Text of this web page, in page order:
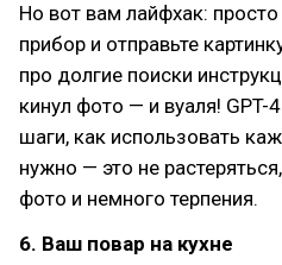
Но вот вам лайфхак:
прибор и отправьте
про долгие поиски
кинул фото — и вуаля! GPT-
шаги, как использовать
нужно — это не
фото и немного терпения.
6. Ваш повар на кухне